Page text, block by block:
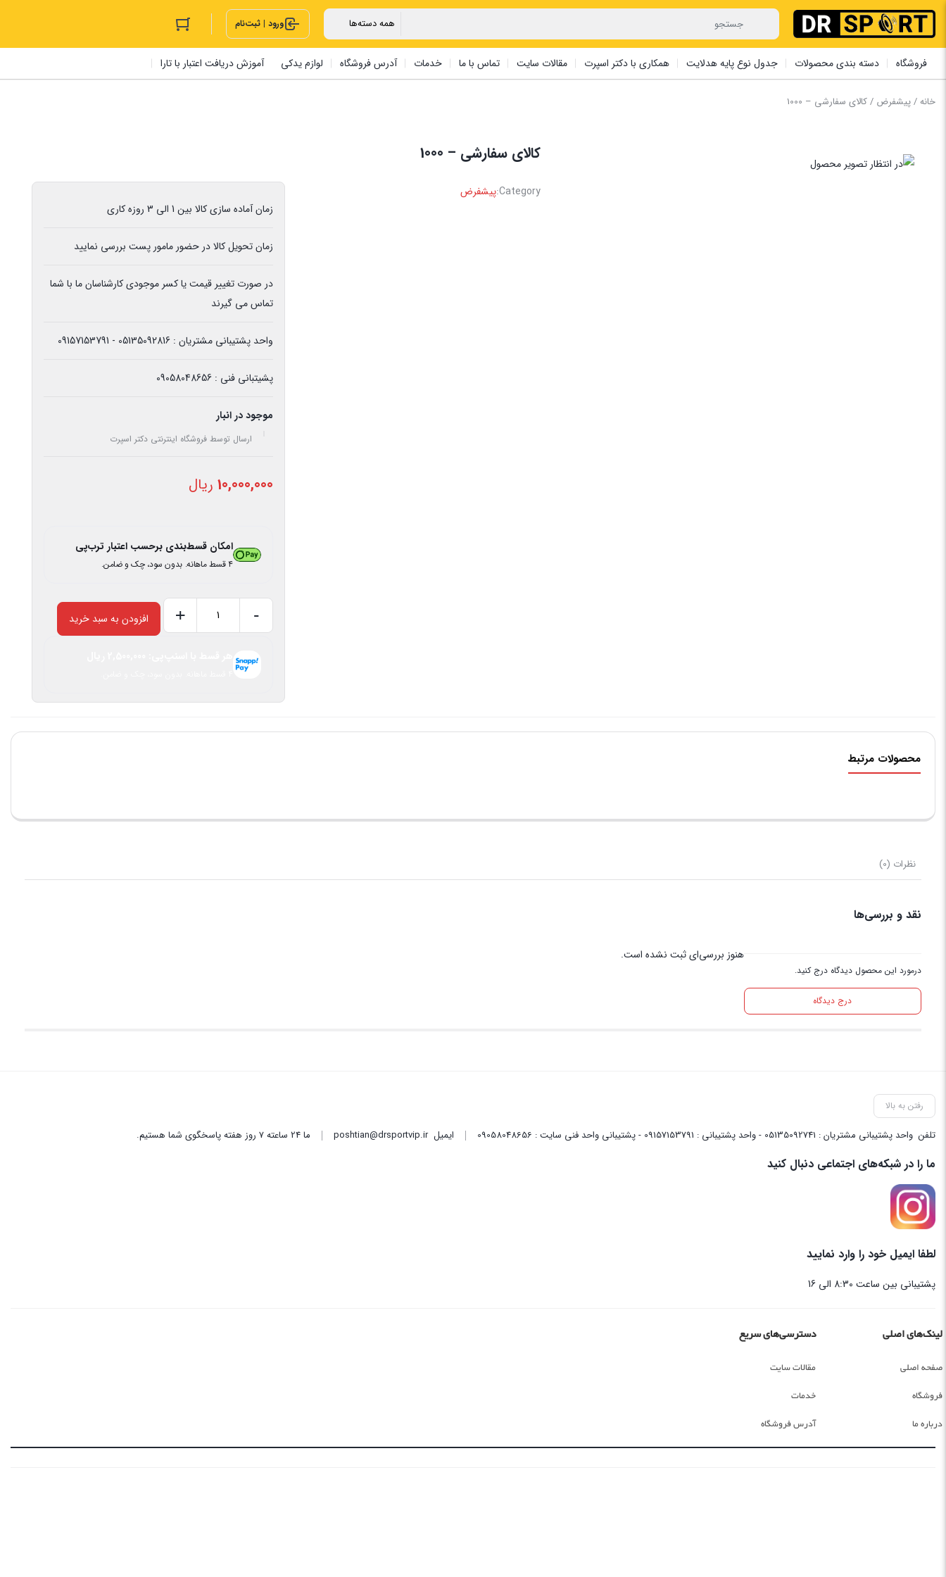
ورود | ثبت‌نام
فروشگاه دسته بندی محصولات جدول نوع پایه هدلایت همکاری با دکتر اسپرت مقالات سایت تماس با ما خدمات آدرس فروشگاه لوازم یدکی آموزش دریافت اعتبار با تارا
خانه/پیشفرض / کالای سفارشی – 1000
کالای سفارشی – 1000
Category:پیشفرض
زمان آماده سازی کالا بین 1 الی 3 روزه کاری
زمان تحویل کالا در حضور مامور پست بررسی نمایید
در صورت تغییر قیمت یا کسر موجودی کارشناسان ما با شما
تماس می گیرند
واحد پشتیبانی مشتریان : 05135092816 - 09157153791
پشیتبانی فنی : 09058048656
موجود در انبار
ارسال توسط فروشگاه اینترنتی دکتر اسپرت
10,000,000 ریال
امکان قسط‌بندی برحسب اعتبار ترب‌پی
۴ قسط ماهانه. بدون سود، چک و ضامن.
عدد
-
+ افزودن به سبد خرید
محصولات مرتبط
نظرات (0)
نقد و بررسی‌ها
درمورد این محصول دیدگاه درج کنید.
درج دیدگاه
هنوز بررسی‌ای ثبت نشده است.
رفتن به بالا
تلفن واحد پشتیبانی مشتریان : 05135092741 - واحد پشتیبانی : 09157153791 - پشتیبانی واحد فنی سایت : 09058048656 ایمیلposhtian@drsportvip.ir ما 24 ساعته 7 روز هفته پاسخگوی شما هستیم.
ما را در شبکه‌های اجتماعی دنبال کنید
لطفا ایمیل خود را وارد نمایید
پشتیبانی بین ساعت 8:30 الی 16
لینک‌های اصلی
صفحه اصلی
فروشگاه
درباره ما
دسترسی‌های سریع
مقالات سایت
خدمات
آدرس فروشگاه